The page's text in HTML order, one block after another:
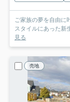
ご家族の夢を自由に
スタイルにあった新
見る
売地